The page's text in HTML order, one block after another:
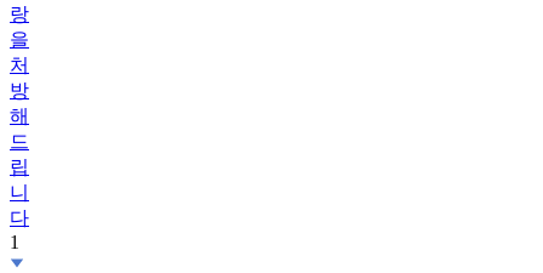
랑
을
처
방
해
드
립
니
다
1